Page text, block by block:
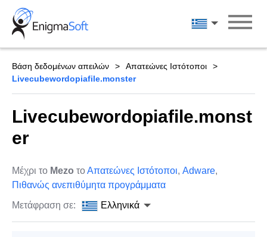
Skip
content
Ελληνικά
Βάση δεδομένων απειλών
Απατεώνες Ιστότοποι
Livecubewordopiafile.monster
Livecubewordopiafile.monst
er
Μέχρι το Mezo τοΑπατεώνες Ιστότοποι, Adware,
Πιθανώς ανεπιθύμητα προγράμματα
Μετάφραση σε:
Ελληνικά